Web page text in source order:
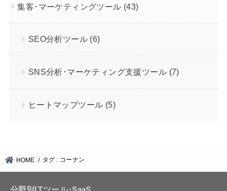
集客･マーケティングツール (43)
SEO分析ツール (6)
SNS分析･マーケティング支援ツール (7)
ヒートマップツール (5)
HOME タグ : コーナン